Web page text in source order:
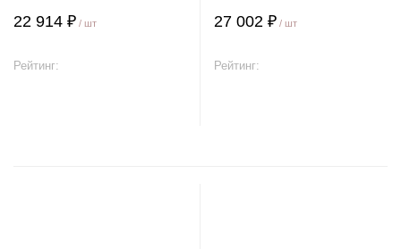
22 914 ₽ / шт
Рейтинг:
27 002 ₽ / шт
Рейтинг: